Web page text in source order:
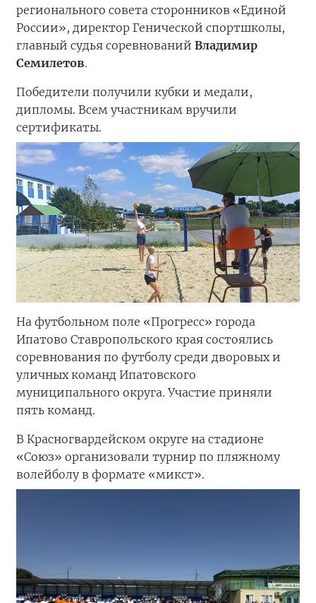
регионального совета сторонников «Единой
России», директор Генической спортшколы,
главный судья соревнований Владимир
Семилетов.
Победители получили кубки и медали,
дипломы. Всем участникам вручили
сертификаты.
На футбольном поле «Прогресс» города
Ипатово Ставропольского края состоялись
соревнования по футболу среди дворовых и
уличных команд Ипатовского
муниципального округа. Участие приняли
пять команд.
В Красногвардейском округе на стадионе
«Союз» организовали турнир по пляжному
волейболу в формате «микст».